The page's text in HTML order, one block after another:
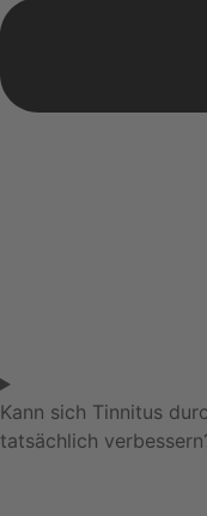
Kann sich Tinnitus
tatsächlich